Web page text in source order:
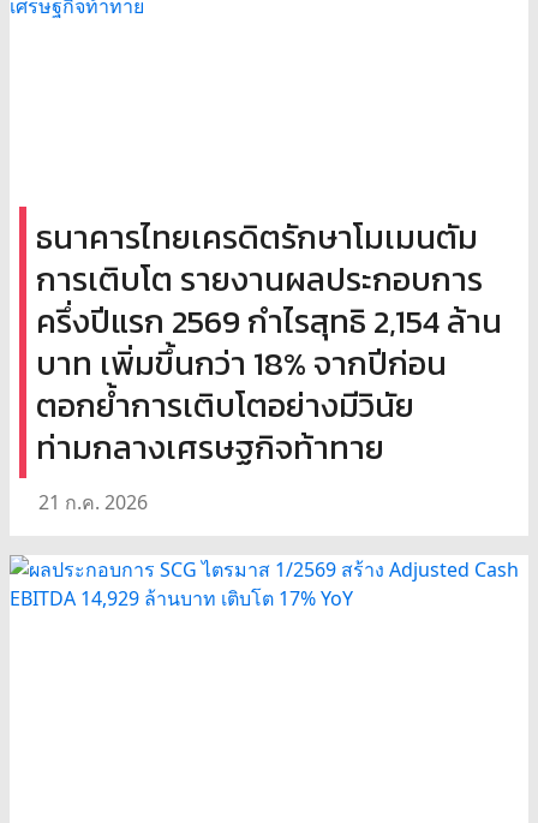
ธนาคารไทยเครดิตรักษาโมเมนตัม
การเติบโต รายงานผลประกอบการ
ครึ่งปีแรก 2569 กำไรสุทธิ 2,154 ล้าน
บาท เพิ่มขึ้นกว่า 18% จากปีก่อน
ตอกย้ำการเติบโตอย่างมีวินัย
ท่ามกลางเศรษฐกิจท้าทาย
21 ก.ค. 2026